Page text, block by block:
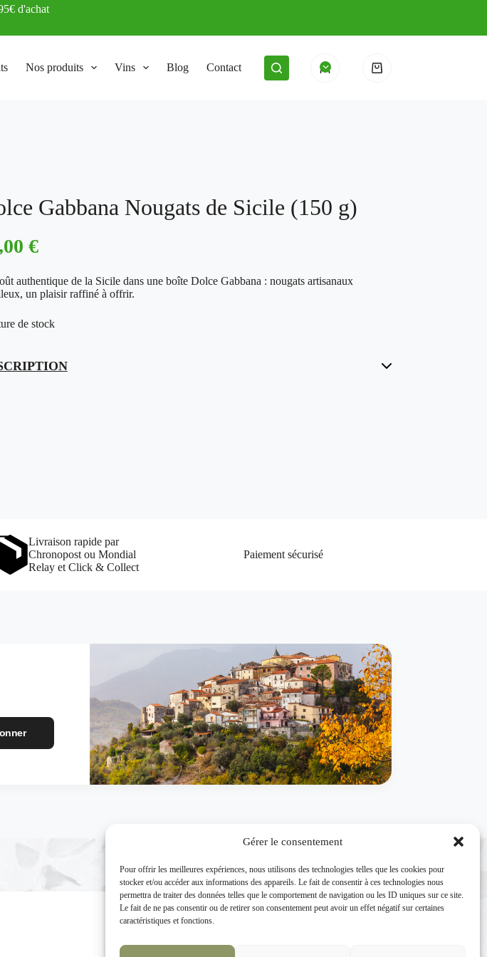
Gérer le consentement
Pour offrir les meilleures expériences, nous utilisons des technologies telles que les cookies pour
stocker et/ou accéder aux informations des appareils. Le fait de consentir à ces technologies nous
permettra de traiter des données telles que le comportement de navigation ou les ID uniques sur ce site.
Le fait de ne pas consentir ou de retirer son consentement peut avoir un effet négatif sur certaines
caractéristiques et fonctions.
d'achat
Nos produits Vins Blog Contact
Panier
Gabbana Nougats de Sicile (150 g)
€
authentique de la Sicile dans une boîte Dolce Gabbana : nougats artisanaux
un plaisir raffiné à offrir.
de stock
Livraison rapide par
Chronopost ou Mondial
Relay et Click & Collect
Paiement sécurisé